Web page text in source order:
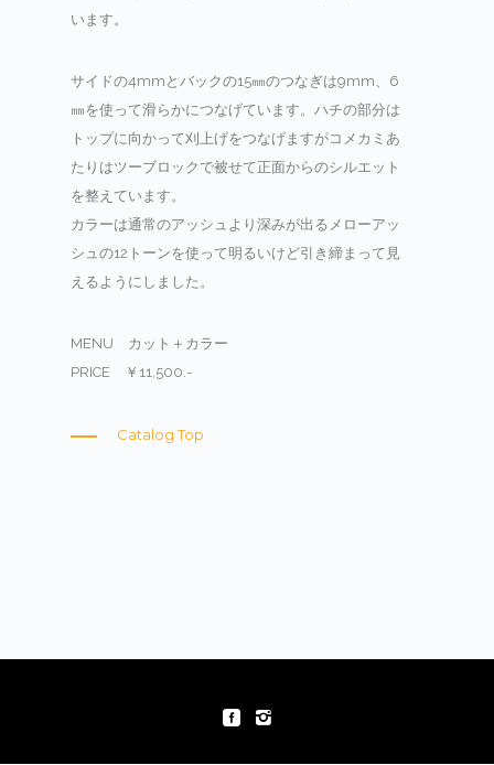
います。
サイドの4mmとバックの15㎜のつなぎは9mm、6
㎜を使って滑らかにつなげています。ハチの部分は
トップに向かって刈上げをつなげますがコメカミあ
たりはツーブロックで被せて正面からのシルエット
を整えています。
カラーは通常のアッシュより深みが出るメローアッ
シュの12トーンを使って明るいけど引き締まって見
えるようにしました。
MENU カット＋カラー
PRICE ￥11,500.-
Catalog Top